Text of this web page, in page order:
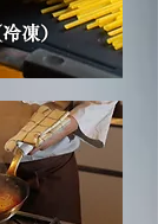
凍）